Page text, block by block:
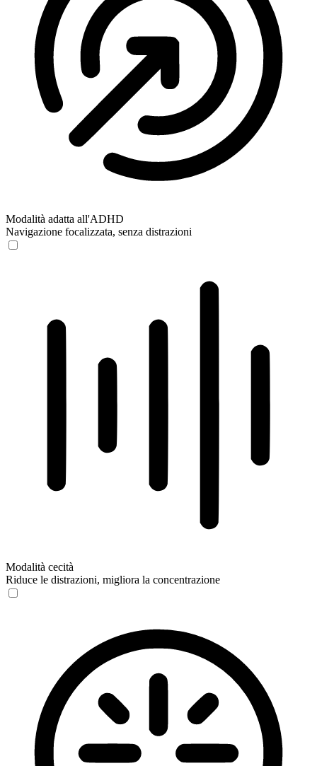
Modalità adatta all'ADHD
Navigazione focalizzata, senza distrazioni
Modalità cecità
Riduce le distrazioni, migliora la concentrazione